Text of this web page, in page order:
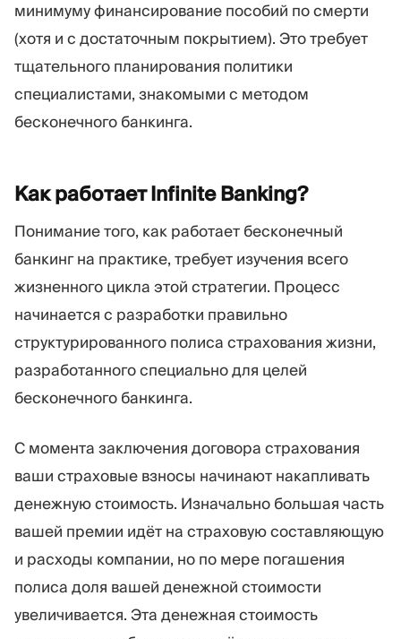
минимуму финансирование пособий по смерти
(хотя и с достаточным покрытием). Это требует
тщательного планирования политики
специалистами, знакомыми с методом
бесконечного банкинга.
Как работает InfiniteBanking?
Понимание того, как работает бесконечный
банкинг на практике, требует изучения всего
жизненного цикла этой стратегии. Процесс
начинается с разработки правильно
структурированного полиса страхования жизни,
разработанного специально для целей
бесконечного банкинга.
С момента заключения договора страхования
ваши страховые взносы начинают накапливать
денежную стоимость. Изначально большая часть
вашей премии идёт на страховую составляющую
и расходы компании, но по мере погашения
полиса доля вашей денежной стоимости
увеличивается. Эта денежная стоимость